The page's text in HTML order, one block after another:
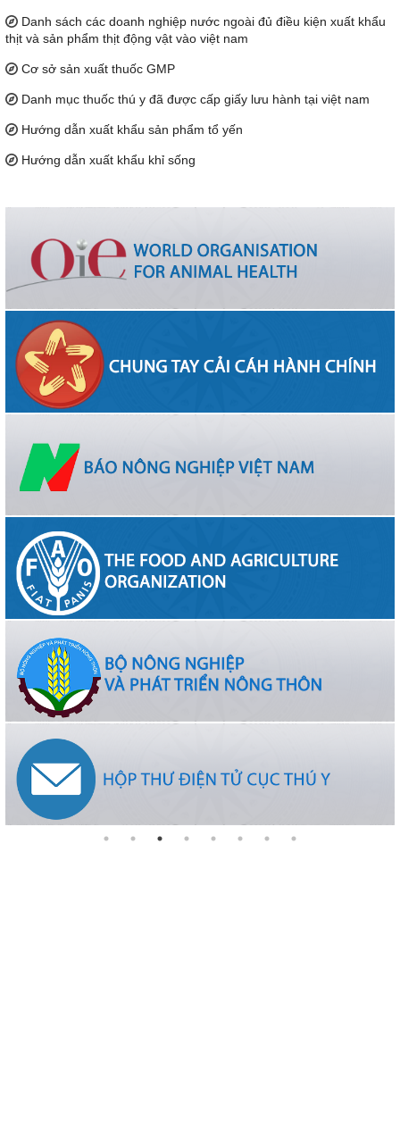
Danh sách các doanh nghiệp nước ngoài đủ điều kiện xuất khẩu
thịt và sản phẩm thịt động vật vào việt nam
Cơ sở sản xuất thuốc GMP
Danh mục thuốc thú y đã được cấp giấy lưu hành tại việt nam
Hướng dẫn xuất khẩu sản phẩm tổ yến
Hướng dẫn xuất khẩu khỉ sống